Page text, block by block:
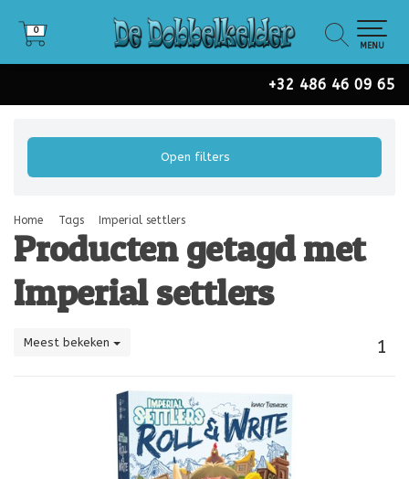
+32 486 46 09 65
0
0
MENU
Open filters
Home Tags Imperial settlers
Producten getagd met
Imperial settlers
Meest bekeken 1